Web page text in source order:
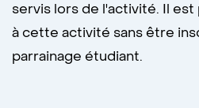
servis lors de l'activité. Il
à cette activité sans être
parrainage étudiant.